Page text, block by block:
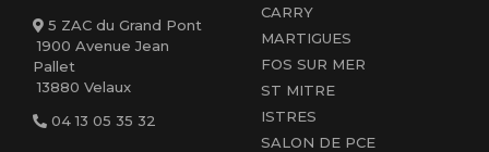
5 ZAC du Grand Pont
1900 Avenue Jean
Pallet
13880 Velaux
04 13 05 35 32
CARRY
MARTIGUES
FOS SUR MER
ST MITRE
ISTRES
SALON DE PCE